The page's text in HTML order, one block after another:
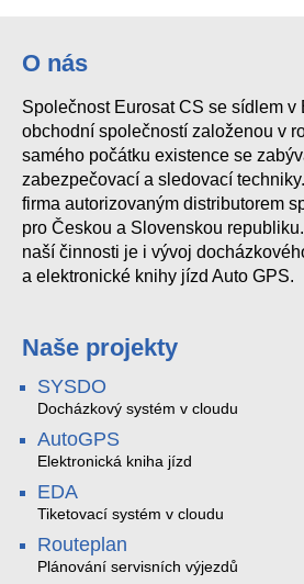
O nás
Společnost Eurosat CS se sídlem v
obchodní společností založenou v
samého počátku existence se
zabezpečovací a sledovací
firma autorizovaným distributorem
pro Českou a Slovenskou
naší činnosti je i vývoj
a elektronické knihy jízd Auto GPS.
Naše projekty
SYSDO
Docházkový systém v cloudu
AutoGPS
Elektronická kniha jízd
EDA
Tiketovací systém v cloudu
Routeplan
Plánování servisních výjezdů